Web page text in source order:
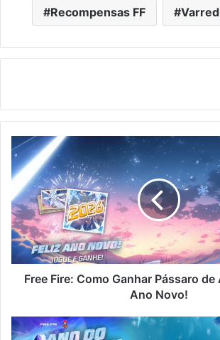
Recompensas FF
Free
Fire:
Como
Ganhar
Pássaro
de
Argila
no
Feliz
AnoFree Fire: Como Ganhar Pássaro de
Ano Novo!
Free